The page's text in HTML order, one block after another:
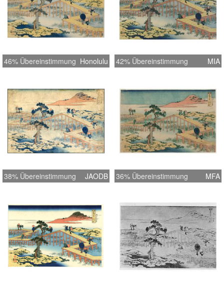
46% Übereinstimmung Honolulu 42% Übereinstimmung MIA
38% Übereinstimmung JAODB 36% Übereinstimmung MFA